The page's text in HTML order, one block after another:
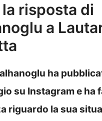
risposta di
a
ha
su Instagram e ha
riguardo la sua